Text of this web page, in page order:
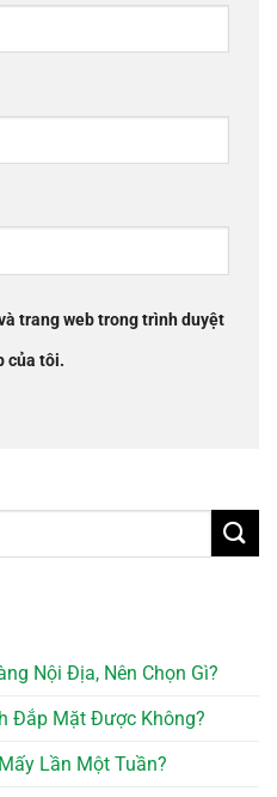
trang web trong trình duyệt
của tôi.
Nội Địa, Nên Chọn Gì?
Đắp Mặt Được Không?
Lần Một Tuần?